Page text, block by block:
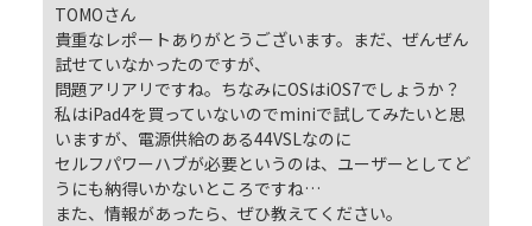
TOMOさん
貴重なレポートありがとうございます。まだ、ぜんぜん
試せていなかったのですが、
問題アリアリですね。ちなみにOSはiOS7でしょうか？
私はiPad4を買っていないのでminiで試してみたいと思
いますが、電源供給のある44VSLなのに
セルフパワーハブが必要というのは、ユーザーとしてど
うにも納得いかないところですね…
また、情報があったら、ぜひ教えてください。